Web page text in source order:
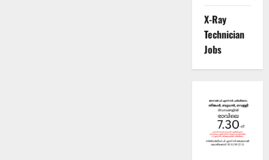
X-Ray
Technician
Jobs